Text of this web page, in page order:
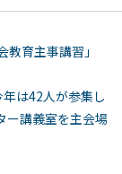
育主事講習」
は42人が参集し
ー講義室を主会場